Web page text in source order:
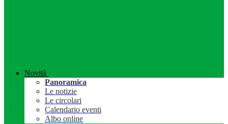
Novità
Panoramica
Le notizie
Le circolari
Calendario eventi
Albo online